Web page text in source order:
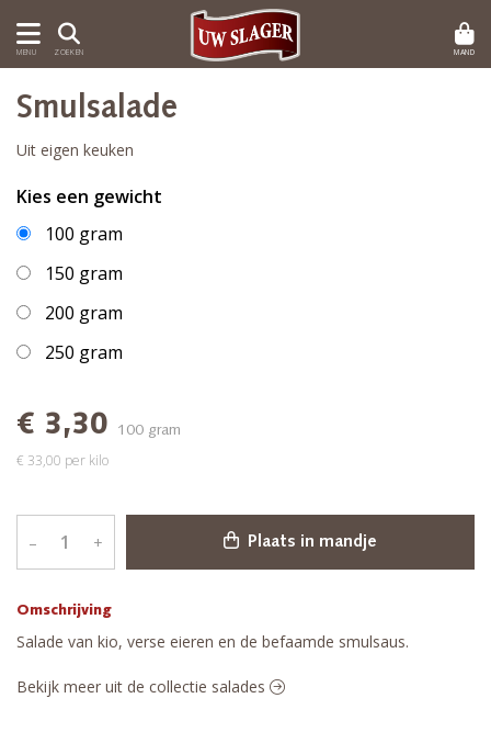
MENU ZOEKEN MAND
Omschrijving
Salade van kio, verse eieren en de befaamde smulsaus.
Smulsalade
Uit eigen keuken
Kies een gewicht
100 gram
150 gram
200 gram
250 gram
€ 3,30 100 gram
€ 33,00 per kilo
– + Plaats in mandje
Bekijk meer uit de collectie salades